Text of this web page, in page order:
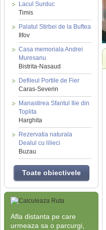
Lacul Surduc
Timis
Palatul Stirbei de la Buftea
Ilfov
Casa memoriala Andrei
Muresanu
Bistrita-Nasaud
Defileul Portile de Fier
Caras-Severin
Manastirea Sfantul Ilie din
Toplita
Harghita
Rezervatia naturala
Dealul cu lilieci
Buzau
Toate obiectivele
Afla distanta pe care
urmeaza sa o parcurgi,